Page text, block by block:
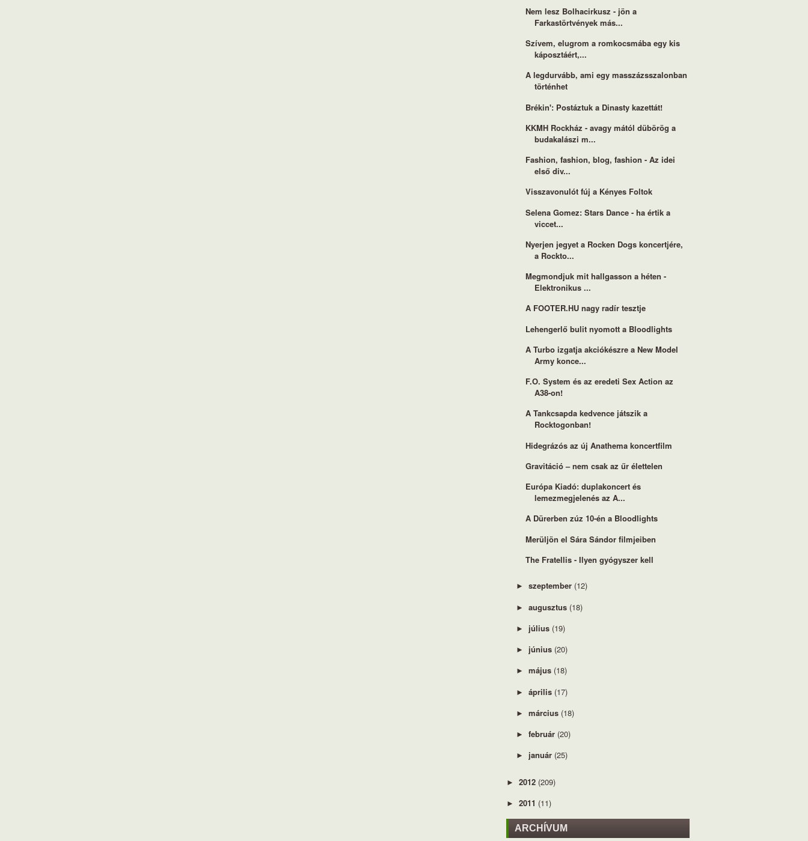
Nem lesz Bolhacirkusz - jön a
Farkastörtvények más...
Szívem, elugrom a romkocsmába egy kis
káposztáért,...
A legdurvább, ami egy masszázsszalonban
történhet
Brékin': Postáztuk a Dinasty kazettát!
KKMH Rockház - avagy mától dübörög a
budakalászi m...
Fashion, fashion, blog, fashion - Az idei
első div...
Visszavonulót fúj a Kényes Foltok
Selena Gomez: Stars Dance - ha értik a
viccet...
Nyerjen jegyet a Rocken Dogs koncertjére,
a Rockto...
Megmondjuk mit hallgasson a héten -
Elektronikus ...
A FOOTER.HU nagy radír tesztje
Lehengerlő bulit nyomott a Bloodlights
A Turbo izgatja akciókészre a New Model
Army konce...
F.O. System és az eredeti Sex Action az
A38-on!
A Tankcsapda kedvence játszik a
Rocktogonban!
Hidegrázós az új Anathema koncertfilm
Gravitáció – nem csak az űr élettelen
Európa Kiadó: duplakoncert és
lemezmegjelenés az A...
A Dürerben zúz 10-én a Bloodlights
Merüljön el Sára Sándor filmjeiben
The Fratellis - Ilyen gyógyszer kell
► szeptember (12)
► augusztus (18)
► július (19)
► június (20)
► május (18)
► április (17)
► március (18)
► február (20)
► január (25)
► 2012 (209)
► 2011 (11)
ARCHÍVUM